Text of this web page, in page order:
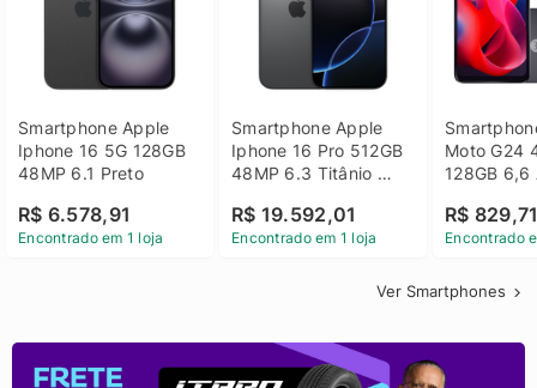
Smartphone Apple
Iphone 16 5G 128GB
48MP 6.1 Preto
R$ 6.578,91
Encontrado em 1 loja
Smartphone Apple
Iphone 16 Pro 512GB
48MP 6.3 Titânio
R$ 19.592,01
Encontrado em 1 loja
Moto G24
128GB 6,6
R$
Encontrado
Ver Smartphones